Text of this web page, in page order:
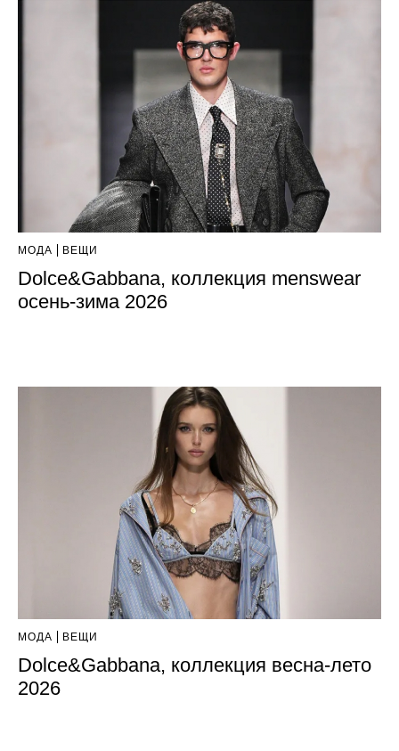
МОДА ВЕЩИ
Dolce&Gabbana, коллекция menswear
осень-зима 2026
МОДА ВЕЩИ
Dolce&Gabbana, коллекция весна-лето
2026